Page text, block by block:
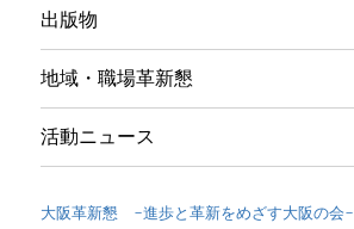
出版物
地域・職場革新懇
活動ニュース
大阪革新懇 -進歩と革新をめざす大阪の会-